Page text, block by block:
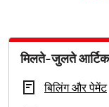
मिलते-जुलते
बिलिंग और पेमेंट